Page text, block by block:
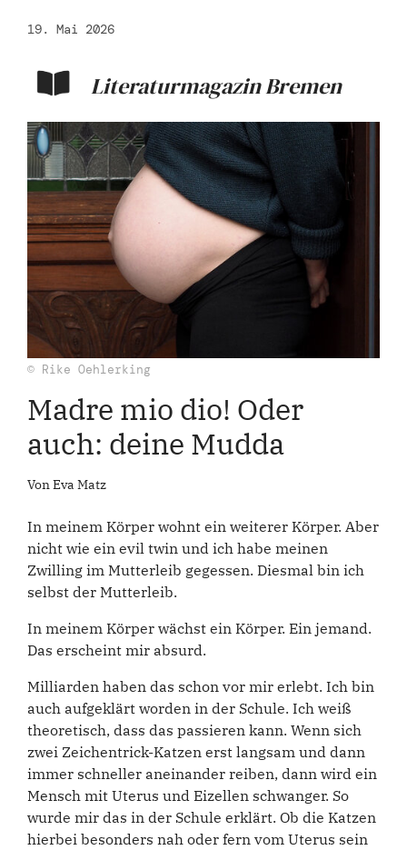
19. Mai 2026
Literaturmagazin Bremen
© Rike Oehlerking
Madre mio dio! Oder
auch: deine Mudda
Von Eva Matz
In meinem Körper wohnt ein weiterer Körper. Aber
nicht wie ein evil twin und ich habe meinen
Zwilling im Mutterleib gegessen. Diesmal bin ich
selbst der Mutterleib.
In meinem Körper wächst ein Körper. Ein jemand.
Das erscheint mir absurd.
Milliarden haben das schon vor mir erlebt. Ich bin
auch aufgeklärt worden in der Schule. Ich weiß
theoretisch, dass das passieren kann. Wenn sich
zwei Zeichentrick-Katzen erst langsam und dann
immer schneller aneinander reiben, dann wird ein
Mensch mit Uterus und Eizellen schwanger. So
wurde mir das in der Schule erklärt. Ob die Katzen
hierbei besonders nah oder fern vom Uterus sein